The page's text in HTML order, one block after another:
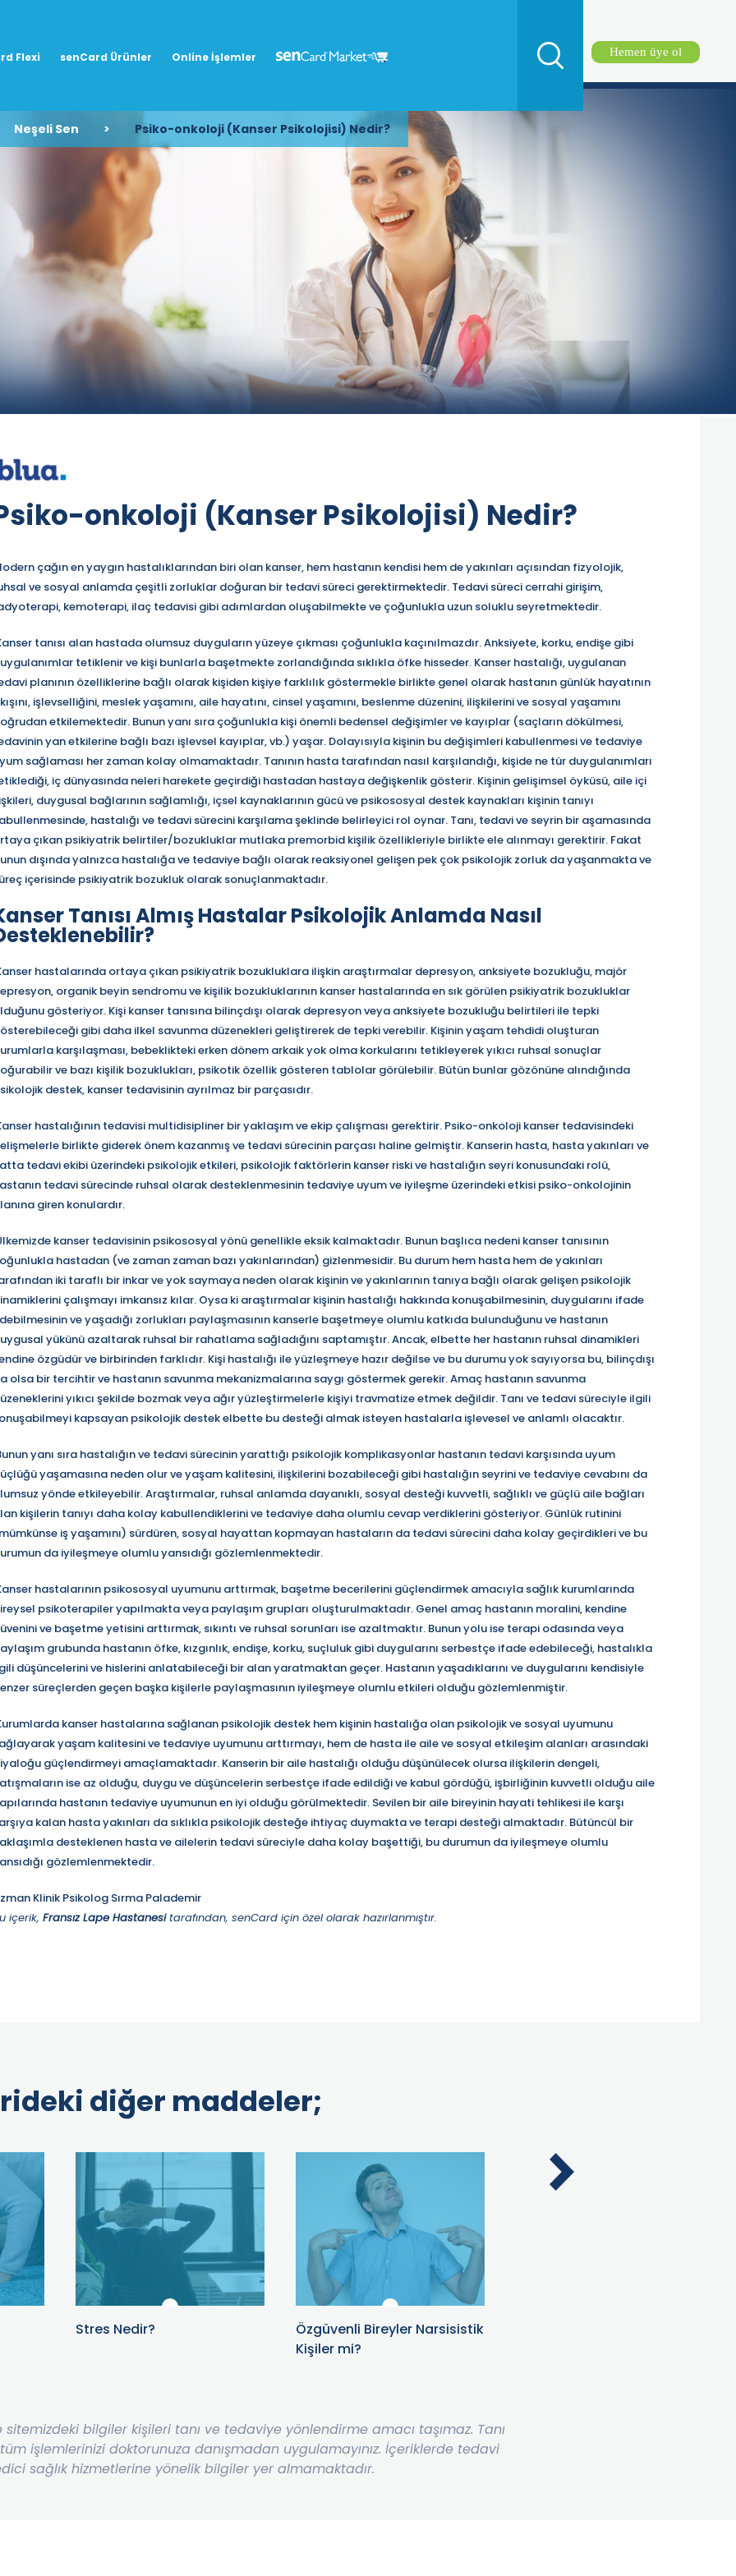
Flexi senCard Ürünler Online İşlemler Hemen üye ol
Neşeli Sen > Psiko-onkoloji (Kanser Psikolojisi) Nedir?
onkoloji (Kanser Psikolojisi) Nedir?
çağın en yaygın hastalıklarından biri olan kanser, hem hastanın kendisi hem de yakınları açısından fizyolojik,
ve sosyal anlamda çeşitli zorluklar doğuran bir tedavi süreci gerektirmektedir. Tedavi süreci cerrahi girişim,
kemoterapi, ilaç tedavisi gibi adımlardan oluşabilmekte ve çoğunlukla uzun soluklu seyretmektedir.
tanısı alan hastada olumsuz duyguların yüzeye çıkması çoğunlukla kaçınılmazdır. Anksiyete, korku, endişe gibi
tetiklenir ve kişi bunlarla başetmekte zorlandığında sıklıkla öfke hisseder. Kanser hastalığı, uygulanan
planının özelliklerine bağlı olarak kişiden kişiye farklılık göstermekle birlikte genel olarak hastanın günlük hayatının
işlevselliğini, meslek yaşamını, aile hayatını, cinsel yaşamını, beslenme düzenini, ilişkilerini ve sosyal yaşamını
etkilemektedir. Bunun yanı sıra çoğunlukla kişi önemli bedensel değişimler ve kayıplar (saçların dökülmesi,
yan etkilerine bağlı bazı işlevsel kayıplar, vb.) yaşar. Dolayısıyla kişinin bu değişimleri kabullenmesi ve tedaviye
sağlaması her zaman kolay olmamaktadır. Tanının hasta tarafından nasıl karşılandığı, kişide ne tür duygulanımları
iç dünyasında neleri harekete geçirdiği hastadan hastaya değişkenlik gösterir. Kişinin gelişimsel öyküsü, aile içi
duygusal bağlarının sağlamlığı, içsel kaynaklarının gücü ve psikososyal destek kaynakları kişinin tanıyı
hastalığı ve tedavi sürecini karşılama şeklinde belirleyici rol oynar. Tanı, tedavi ve seyrin bir aşamasında
çıkan psikiyatrik belirtiler/bozukluklar mutlaka premorbid kişilik özellikleriyle birlikte ele alınmayı gerektirir. Fakat
dışında yalnızca hastalığa ve tedaviye bağlı olarak reaksiyonel gelişen pek çok psikolojik zorluk da yaşanmakta ve
içerisinde psikiyatrik bozukluk olarak sonuçlanmaktadır.
Tanısı Almış Hastalar Psikolojik Anlamda Nasıl
hastalarında ortaya çıkan psikiyatrik bozukluklara ilişkinaraştırmalar depresyon, anksiyete bozukluğu, majör
organik beyin sendromu ve kişilik bozukluklarının kanser hastalarında en sık görülen psikiyatrik bozukluklar
gösteriyor. Kişi kanser tanısına bilinçdışı olarak depresyon veya anksiyete bozukluğu belirtileri ile tepki
gibi daha ilkel savunma düzenekleri geliştirerek de tepki verebilir. Kişinin yaşam tehdidi oluşturan
karşılaşması, bebeklikteki erken dönem arkaik yok olma korkularını tetikleyerek yıkıcı ruhsal sonuçlar
ve bazı kişilik bozuklukları, psikotik özellik gösteren tablolar görülebilir. Bütün bunlar gözönüne alındığında
destek, kanser tedavisinin ayrılmaz bir parçasıdır.
hastalığının tedavisi multidisipliner bir yaklaşım ve ekip çalışması gerektirir. Psiko-onkoloji kanser tedavisindeki
birlikte giderek önem kazanmış ve tedavi sürecinin parçası haline gelmiştir. Kanserin hasta, hasta yakınları ve
tedavi ekibi üzerindeki psikolojik etkileri, psikolojik faktörlerin kanser riski ve hastalığın seyri konusundaki rolü,
tedavi sürecinde ruhsal olarak desteklenmesinin tedaviye uyum ve iyileşme üzerindeki etkisi psiko-onkolojinin
giren konulardır.
kanser tedavisinin psikososyal yönü genellikle eksik kalmaktadır. Bunun başlıca nedeni kanser tanısının
hastadan (ve zaman zaman bazı yakınlarından) gizlenmesidir. Bu durum hem hasta hem de yakınları
iki taraflı bir inkar ve yok saymaya neden olarak kişinin ve yakınlarının tanıya bağlı olarak gelişen psikolojik
çalışmayı imkansız kılar. Oysa ki araştırmalar kişinin hastalığı hakkında konuşabilmesinin, duygularını ifade
ve yaşadığı zorlukları paylaşmasının kanserle başetmeye olumlu katkıda bulunduğunu ve hastanın
yükünü azaltarak ruhsal bir rahatlama sağladığını saptamıştır. Ancak, elbette her hastanın ruhsal dinamikleri
özgüdür ve birbirinden farklıdır. Kişi hastalığı ile yüzleşmeye hazır değilse ve bu durumu yok sayıyorsa bu, bilinçdışı
olsa bir tercihtir ve hastanın savunma mekanizmalarına saygı göstermek gerekir. Amaç hastanın savunma
yıkıcı şekilde bozmak veya ağır yüzleştirmelerle kişiyi travmatize etmek değildir. Tanı ve tedavi süreciyle ilgili
kapsayan psikolojik destek elbette bu desteği almak isteyen hastalarla işlevesel ve anlamlı olacaktır.
yanı sıra hastalığın ve tedavi sürecinin yarattığı psikolojik komplikasyonlar hastanın tedavi karşısında uyum
yaşamasına neden olur ve yaşam kalitesini, ilişkilerini bozabileceği gibi hastalığın seyrini ve tedaviye cevabını da
yönde etkileyebilir. Araştırmalar, ruhsal anlamda dayanıklı, sosyal desteği kuvvetli, sağlıklı ve güçlü aile bağları
kişilerin tanıyı daha kolay kabullendiklerini ve tedaviye daha olumlu cevap verdiklerini gösteriyor. Günlük rutinini
iş yaşamını) sürdüren, sosyal hayattan kopmayan hastaların da tedavi sürecini daha kolay geçirdikleri ve bu
da iyileşmeye olumlu yansıdığı gözlemlenmektedir.
hastalarının psikososyal uyumunu arttırmak, başetme becerilerini güçlendirmek amacıyla sağlık kurumlarında
psikoterapiler yapılmakta veya paylaşım grupları oluşturulmaktadır. Genel amaç hastanın moralini, kendine
ve başetme yetisini arttırmak, sıkıntı ve ruhsal sorunları ise azaltmaktır. Bunun yolu ise terapi odasında veya
grubunda hastanın öfke, kızgınlık, endişe, korku, suçluluk gibi duygularını serbestçe ifade edebileceği, hastalıkla
düşüncelerini ve hislerini anlatabileceği bir alan yaratmaktan geçer. Hastanın yaşadıklarını ve duygularını kendisiyle
süreçlerden geçen başka kişilerle paylaşmasının iyileşmeye olumlu etkileri olduğu gözlemlenmiştir.
kanser hastalarına sağlanan psikolojik destek hem kişinin hastalığa olan psikolojik ve sosyal uyumunu
yaşam kalitesini ve tedaviye uyumunu arttırmayı, hem de hasta ile aile ve sosyal etkileşim alanları arasındaki
güçlendirmeyi amaçlamaktadır. Kanserin bir aile hastalığı olduğu düşünülecek olursa ilişkilerin dengeli,
ise az olduğu, duygu ve düşüncelerin serbestçe ifade edildiği ve kabul gördüğü, işbirliğinin kuvvetli olduğu aile
hastanın tedaviye uyumunun en iyi olduğu görülmektedir. Sevilen bir aile bireyinin hayati tehlikesi ile karşı
kalan hasta yakınları da sıklıkla psikolojik desteğe ihtiyaç duymakta ve terapi desteği almaktadır. Bütüncül bir
desteklenen hasta ve ailelerin tedavi süreciyle daha kolay başettiği, bu durumun da iyileşmeye olumlu
gözlemlenmektedir.
Klinik Psikolog Sırma Palademir
içerik, Fransız Lape Hastanesitarafından, senCard için özel olarak hazırlanmıştır.
diğer maddeler;
Stres Nedir?
Özgüvenli Bireyler Narsisistik
Kişiler mi?
sitemizdeki bilgiler kişileri tanı ve tedaviye yönlendirme amacı taşımaz. Tanı
işlemlerinizi doktorunuza danışmadan uygulamayınız. İçeriklerde tedavi
sağlık hizmetlerine yönelik bilgiler yer almamaktadır.